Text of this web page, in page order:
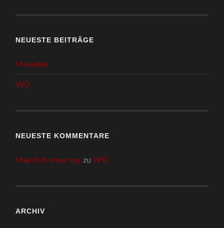
NEUESTE BEITRÄGE
Masleboi
WÜ
NEUESTE KOMMENTARE
Máy tính khoa học zuWÜ
ARCHIV